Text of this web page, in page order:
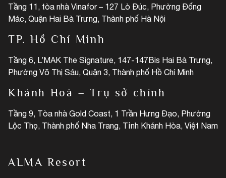
Tầng 11, tòa nhà Vinafor – 127 Lò Đúc, Phường Đống
Mác, Quận Hai Bà Trưng, Thành phố Hà Nội
TP. Hồ Chí Minh
Tầng 6, L’MAK The Signature, 147-147Bis Hai Bà Trưng,
Phường Võ Thị Sáu, Quận 3, Thành phố Hồ Chí Minh
Khánh Hoà – Trụ sở chính
Tầng 9, Tòa nhà Gold Coast, 1 Trần Hưng Đạo, Phường
Lộc Thọ, Thành phố Nha Trang, Tỉnh Khánh Hòa, Việt Nam
ALMA Resort